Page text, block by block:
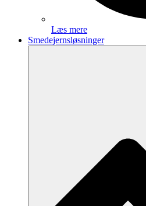
Læs mere
Smedejernsløsninger